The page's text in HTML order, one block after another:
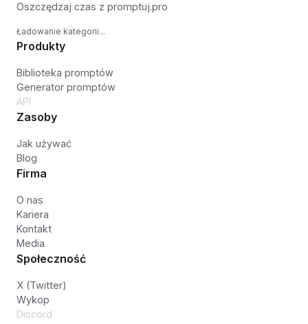
Oszczędzaj czas z promptuj.pro
Ładowanie kategorii...
Produkty
Biblioteka promptów
Generator promptów
API
Zasoby
Jak używać
Blog
Firma
O nas
Kariera
Kontakt
Media
Społeczność
X (Twitter)
Wykop
Discord